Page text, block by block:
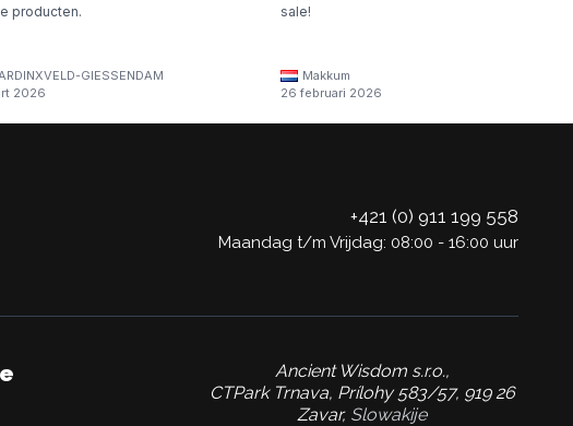
producten.
GIESSENDAM
2026
sale!
Makkum
26 februari 2026
+421 (0) 911 199 558
Maandag t/m Vrijdag: 08:00 - 16:00 uur
Ancient Wisdom s.r.o.,
CTPark Trnava, Prílohy 583/57, 919 26
Zavar, Slowakije